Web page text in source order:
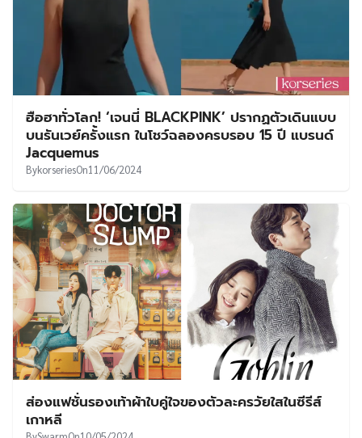
ฮือฮาทั่วโลก! ‘เจนนี่ BLACKPINK’ ปรากฏตัวเดินแบบ
บนรันเวย์ครั้งแรก ในโชว์ฉลองครบรอบ 15 ปี แบรนด์
Jacquemus
BykorseriesOn11/06/2024
ส่องแฟชั่นรองเท้าผ้าใบคู่ใจของตัวละครวัยใสในซีรีส์
เกาหลี